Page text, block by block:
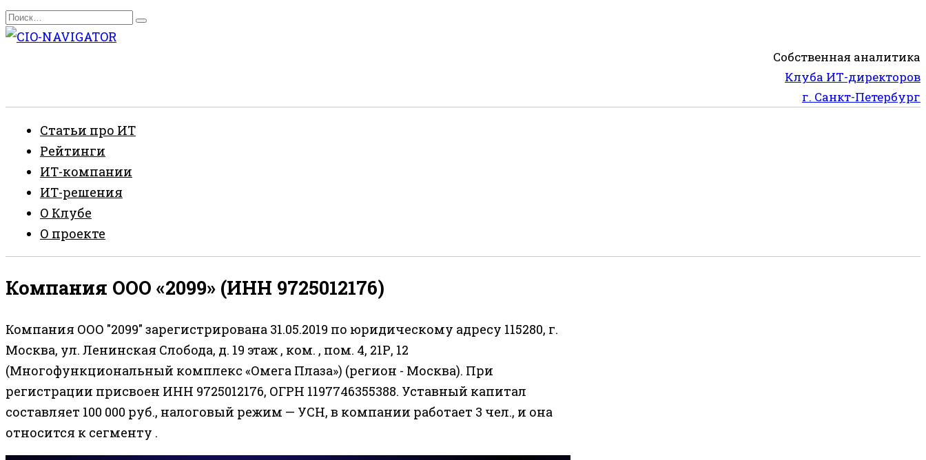
Перейти
к
Search
for:
Собственная аналитика
Клуба ИТ-директоров
г. Санкт-Петербург
Статьи про ИТ
Рейтинги
ИТ-компании
ИТ-решения
О Клубе
О проекте
Компания ООО «2099» (ИНН 9725012176)
Компания ООО "2099" зарегистрирована 31.05.2019 по юридическому адресу 115280, г.
Москва, ул. Ленинская Слобода, д. 19 этаж , ком. , пом. 4, 21Р, 12
(Многофункциональный комплекс «Омега Плаза») (регион - Москва). При
регистрации присвоен ИНН 9725012176, ОГРН 1197746355388. Уставный капитал
составляет 100 000 руб., налоговый режим — УСН, в компании работает 3 чел., и она
относится к сегменту .